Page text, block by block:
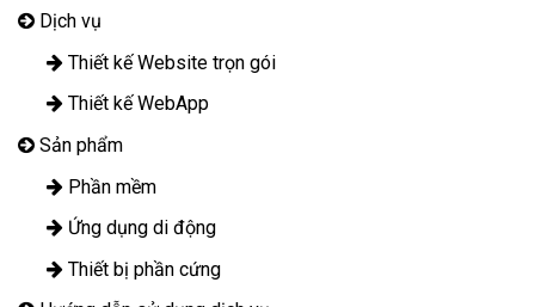
Dịch vụ
Thiết kế Website trọn gói
Thiết kế WebApp
Sản phẩm
Phần mềm
Ứng dụng di động
Thiết bị phần cứng